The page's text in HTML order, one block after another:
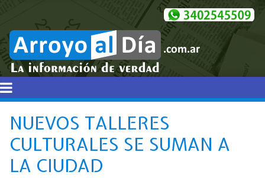
NUEVOS TALLERES
CULTURALES SE SUMAN A
LA CIUDAD